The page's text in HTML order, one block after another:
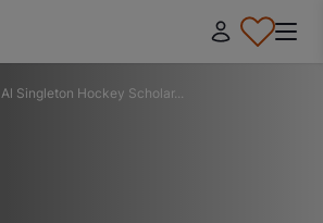
Al Singleton Hockey Scholar...